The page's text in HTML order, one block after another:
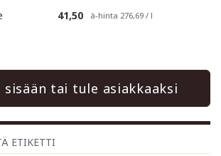
41,50 à-hinta 276,69 / l
sisään tai tule asiakkaaksi
ETIKETTI